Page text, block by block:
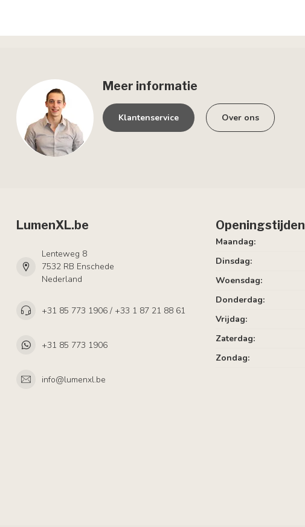
Meer informatie
Klantenservice Over ons
LumenXL.be
Lenteweg 8
7532 RB Enschede
Nederland
+31 85 773 1906 / +33 1 87 21 88 61
+31 85 773 1906
info@lumenxl.be
Openingstijden
Maandag:
Dinsdag:
Woensdag:
Donderdag:
Vrijdag:
Zaterdag:
Zondag: